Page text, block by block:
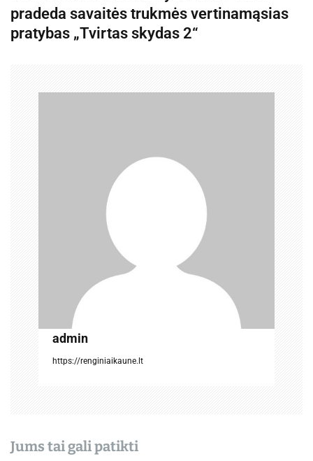
g
a
pradeda savaitės trukmės vertinamąsias
pratybas „Tvirtas skydas 2“
admin
https://renginiaikaune.lt
Jums tai gali patikti